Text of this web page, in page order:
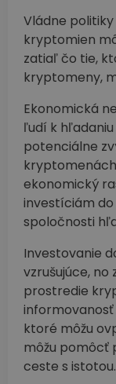
Vládne
kryptomien
zatiaľ čo tie,
kryptomeny,
Ekonomická
ľudí k
potenciálne
ekonomický
investíciám
spoločnosti
Investovanie
vzrušujúce, no
prostredie
ktoré môžu
môžu pomôcť
ceste s istotou.